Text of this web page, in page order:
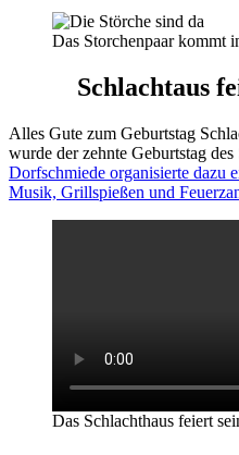
Das Storchenpaar kommt
Schlachtaus
Alles Gute zum Geburtstag
wurde der zehnte Geburtstag des
Dorfschmiede organisierte dazu
Musik, Grillspießen und
Das Schlachthaus feiert